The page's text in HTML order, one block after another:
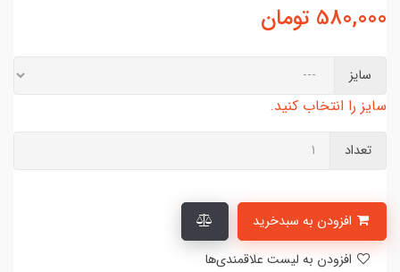
580,000 تومان
سایز
سایز را انتخاب کنید.
تعداد